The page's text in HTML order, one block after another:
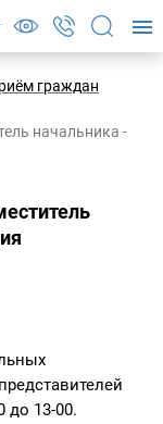
граждан
начальника -
до 13-00.